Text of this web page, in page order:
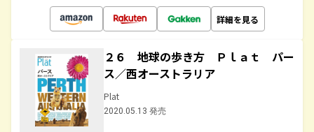
詳細を見る
２６ 地球の歩き方 Ｐｌａｔ パー
ス／西オーストラリア
Plat
2020.05.13 発売